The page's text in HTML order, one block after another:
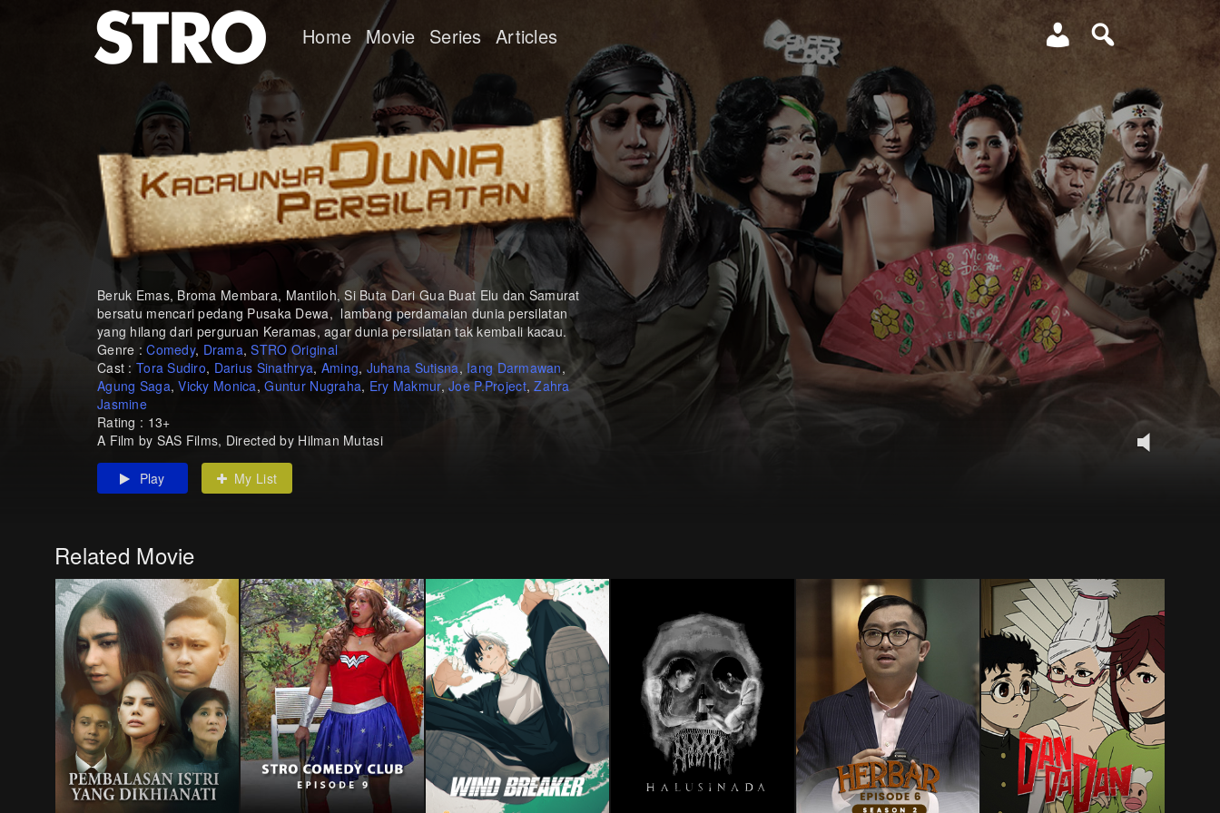
Home Movie Series Articles
Beruk Emas, Broma Membara, Mantiloh, Si Buta Dari Gua Buat Elu dan Samurat
bersatu mencari pedang Pusaka Dewa, lambang perdamaian dunia persilatan
yang hilang dari perguruan Keramas, agar dunia persilatan tak kembali kacau.
Genre :Comedy, Drama,STRO Original
Cast : Tora Sudiro, Darius Sinathrya, Aming, Juhana Sutisna, Iang Darmawan,
Agung Saga,Vicky Monica,Guntur Nugraha, Ery Makmur,Joe P.Project,Zahra
Jasmine
Rating : 13+
A Film by SAS Films, Directed by Hilman Mutasi
Play My List
Related Movie